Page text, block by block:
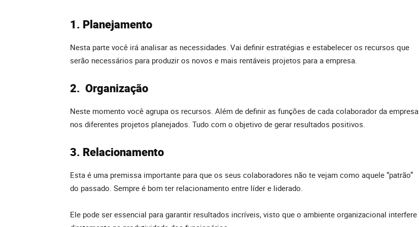
1. Planejamento
Nesta parte você irá analisar as necessidades. Vai definir estratégias e estabelecer os recursos que
serão necessários para produzir os novos e mais rentáveis projetos para a empresa.
2. Organização
Neste momento você agrupa os recursos. Além de definir as funções de cada colaborador da empresa
nos diferentes projetos planejados. Tudo com o objetivo de gerar resultados positivos.
3. Relacionamento
Esta é uma premissa importante para que os seus colaboradores não te vejam como aquele “patrão”
do passado. Sempre é bom ter relacionamento entre líder e liderado.
Ele pode ser essencial para garantir resultados incríveis, visto que o ambiente organizacional interfere